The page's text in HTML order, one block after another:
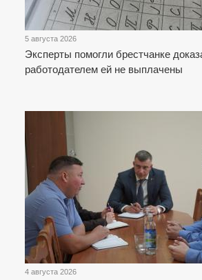
5 августа 2026
Эксперты помогли брестчанке
работодателем ей не выплачены
4 августа 2026